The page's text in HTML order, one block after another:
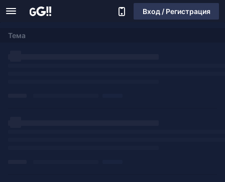
Вход / Регистрация
Тема